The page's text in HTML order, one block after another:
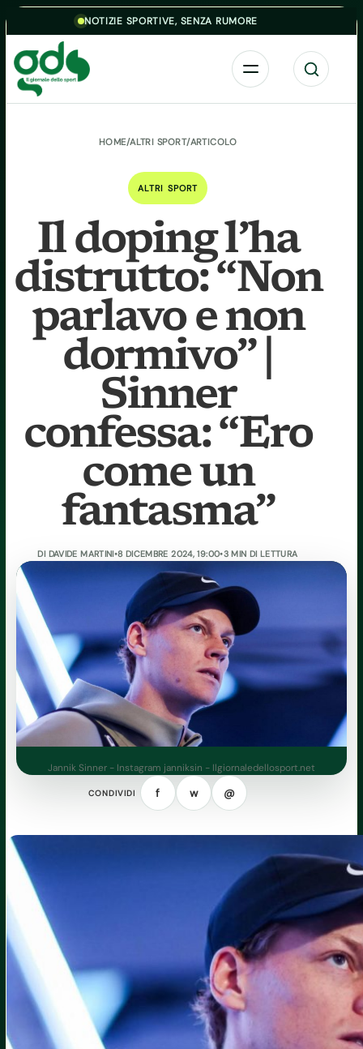
Skip to contentNOTIZIE SPORTIVE, SENZA RUMORE
Menu Cerca
HOME/ALTRI SPORT/ARTICOLO
ALTRI SPORT
Il doping l’ha
distrutto: “Non
parlavo e non
dormivo” |
Sinner
confessa: “Ero
come un
fantasma”
DI DAVIDE MARTINI•8 DICEMBRE 2024, 19:00•3 MIN DI LETTURA
Jannik Sinner - Instagram janniksin - Ilgiornaledellosport.net
CONDIVIDI f w @